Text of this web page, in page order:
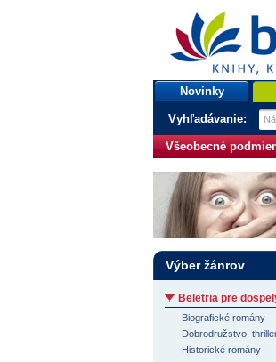
bux.sk
knihy, ktorými žijete
Úvodná stránka
Novinky
Vyhľadávanie:
Všeobecné
Výber žánrov
Beletria pre
Biografické romány
Dobrodružstvo,
Historické romány